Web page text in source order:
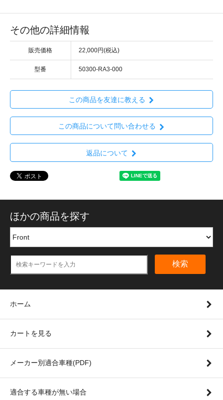
その他の詳細情報
販売価格 22,000円(税込)
型番 50300-RA3-000
この商品を友達に教える
この商品について問い合わせる
返品について
ほかの商品を探す
検索
ホーム
カートを見る
メーカー別適合車種(PDF)
適合する車種が無い場合